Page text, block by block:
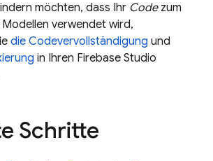
möchten, dass Ihr Codezum
verwendet wird,
die Codevervollständigung und
in Ihren Firebase Studio
Schritte